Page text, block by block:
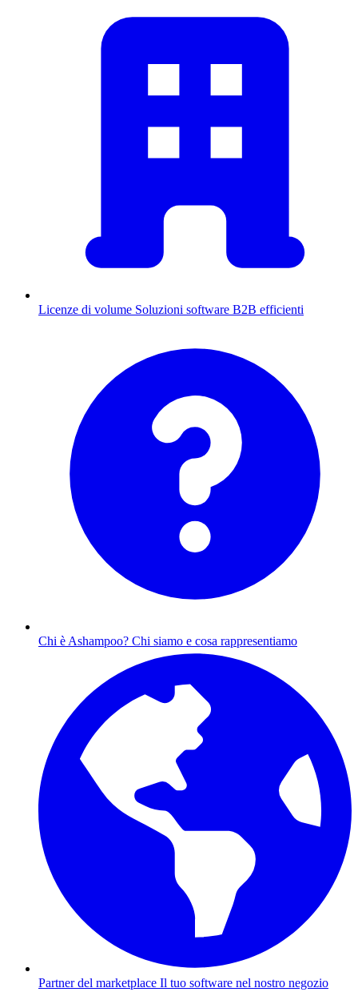
Licenze di volume Soluzioni software B2B efficienti
Chi è Ashampoo? Chi siamo e cosa rappresentiamo
Partner del marketplace Il tuo software nel nostro negozio